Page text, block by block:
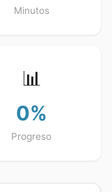
Minutos
📊
0%
Progreso